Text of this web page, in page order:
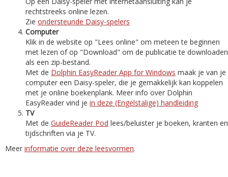
rechtstreeks online lezen.
Zie ondersteunde Daisy-spelers
Computer
Klik in de website op "Lees online" om meteen te beginnen
met lezen of op "Download" om de publicatie te downloaden
als een zip-bestand.
Met de Dolphin EasyReader App for Windows maak je van je
computer een Daisy-speler, die je gemakkelijk kan koppelen
met je online boekenplank. Meer info over Dolphin
EasyReader vind je in deze (Engelstalige) handleiding
TV
Met de GuideReader Pod lees/beluister je boeken, kranten en
tijdschriften via je TV.
Meer informatie over deze leesvormen.